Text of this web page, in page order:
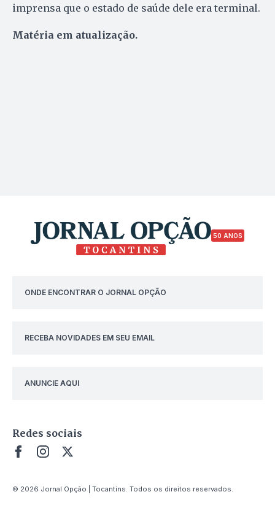
imprensa que o estado de saúde dele era terminal.
Matéria em atualização.
50 ANOS
ONDE ENCONTRAR O JORNAL OPÇÃO
RECEBA NOVIDADES EM SEU EMAIL
ANUNCIE AQUI
Redes sociais
© 2026 Jornal Opção | Tocantins. Todos os direitos reservados.